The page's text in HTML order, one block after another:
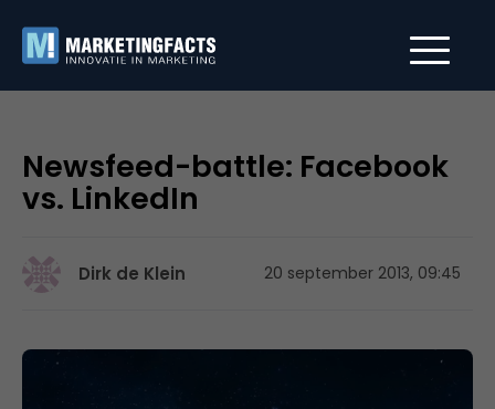
Newsfeed-battle: Facebook
vs. LinkedIn
Dirk de Klein 20 september 2013, 09:45